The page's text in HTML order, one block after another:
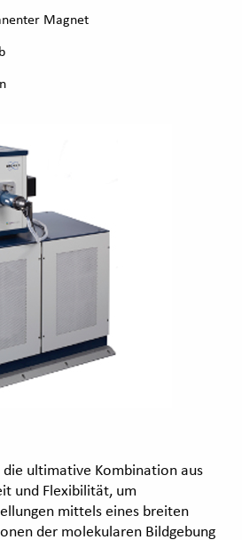
Magnet
ultimative Kombination aus
und Flexibilität, um
mittels eines breiten
der molekularen Bildgebung